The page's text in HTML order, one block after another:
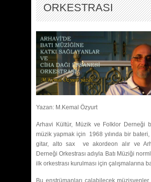
ORKESTRASI
Yazan: M.Kemal Özyurt
Arhavi Kültür, Müzik ve Folklor Derneği
müzik yapmak için 1968 yılında bir
gitar, alto sax ve akordeon alır ve
Derneği Orkestrası adıyla Batı Müziği
ilk orkestrası kurulması için çalışmalarına
Bu enstrümanları çalabilecek müzisyenler